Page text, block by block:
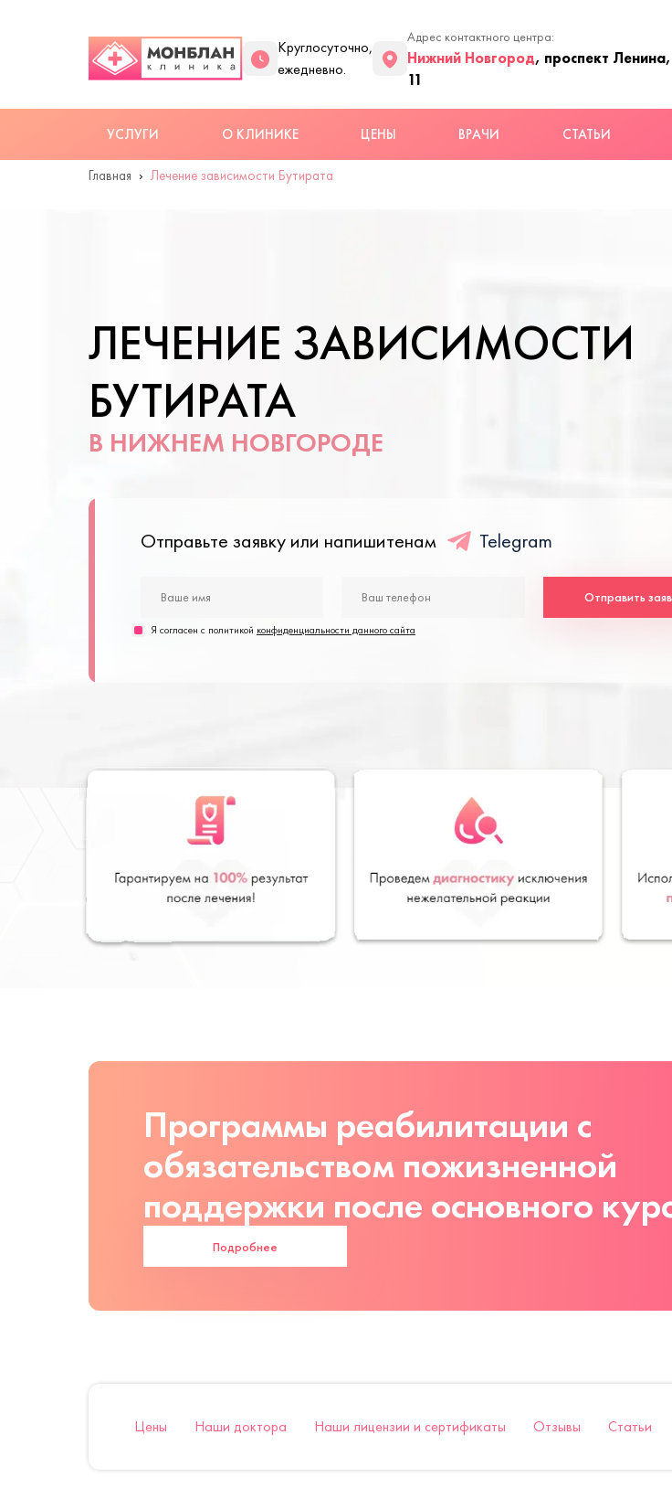
Круглосуточно,
ежедневно.
Адрес контактного центра:
Нижний Новгород, проспект Ленина,
11
УСЛУГИ О КЛИНИКЕ ЦЕНЫ ВРАЧИ СТАТЬИ
Главная Лечение зависимости Бутирата
ЛЕЧЕНИЕ ЗАВИСИМОСТИ
БУТИРАТА
В НИЖНЕМ НОВГОРОДЕ
Отправьте заявку или напишитенам Telegram
Отправить
Я согласен с политикой конфиденциальности данного сайта
Программы реабилитации с
обязательством пожизненной
поддержки после основного
Подробнее
Цены Наши доктора Наши лицензии и сертификаты Отзывы Статьи